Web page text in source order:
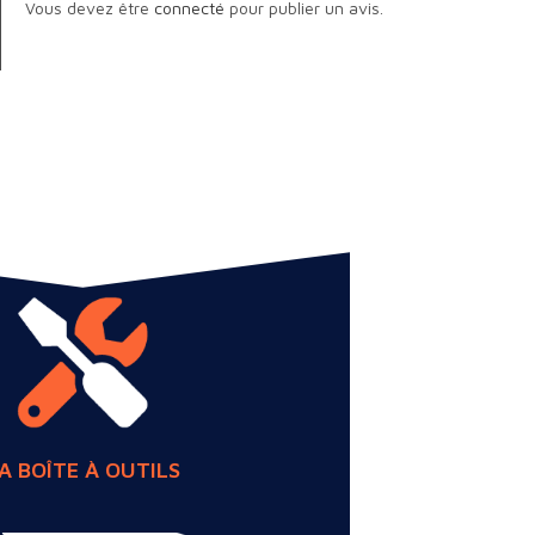
Vous devez être connecté pour publier un avis.
BOÎTE À OUTILS